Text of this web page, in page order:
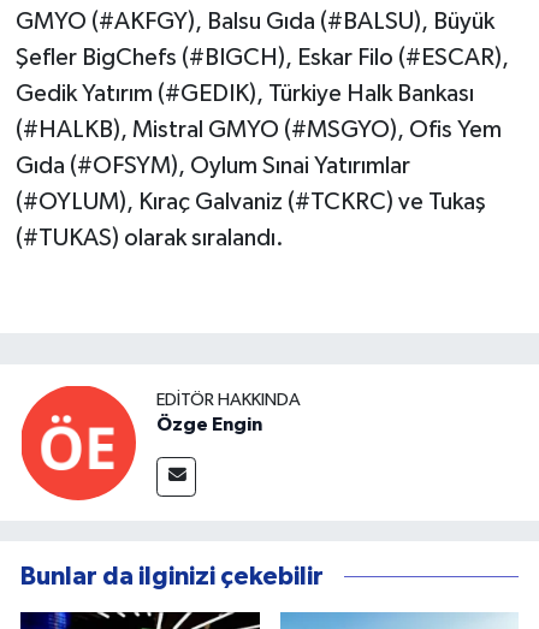
GMYO (#AKFGY), Balsu Gıda (#BALSU), Büyük
Şefler BigChefs (#BIGCH), Eskar Filo (#ESCAR),
Gedik Yatırım (#GEDIK), Türkiye Halk Bankası
(#HALKB), Mistral GMYO (#MSGYO), Ofis Yem
Gıda (#OFSYM), Oylum Sınai Yatırımlar
(#OYLUM), Kıraç Galvaniz (#TCKRC) ve Tukaş
(#TUKAS) olarak sıralandı.
EDITÖR HAKKINDA
Özge Engin
Bunlar da ilginizi çekebilir